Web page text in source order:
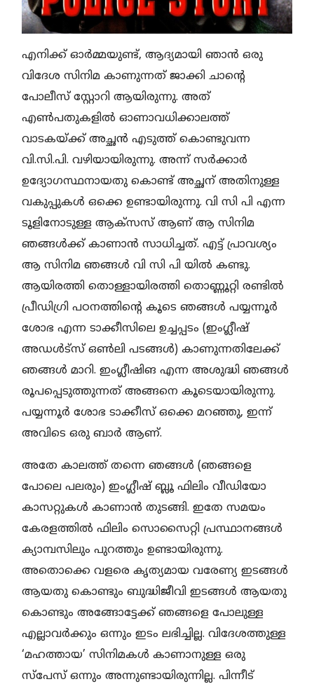
എനിക്ക് ഓർമ്മയുണ്ട്, ആദ്യമായി ഞാൻ ഒരു
വിദേശ സിനിമ കാണുന്നത് ജാക്കി ചാന്റെ
പോലീസ് സ്റ്റോറി ആയിരുന്നു. അത്
എൺപതുകളിൽ ഓണാവധിക്കാലത്ത്
വാടകയ്ക്ക് അച്ഛൻ എടുത്ത് കൊണ്ടുവന്ന
വി.സി.പി. വഴിയായിരുന്നു. അന്ന് സർക്കാർ
ഉദ്യോഗസ്ഥനായതു കൊണ്ട് അച്ഛന് അതിനുള്ള
വകുപ്പുകൾ ഒക്കെ ഉണ്ടായിരുന്നു. വി സി പി എന്ന
ടൂളിനോടുള്ള ആക്സസ് ആണ് ആ സിനിമ
ഞങ്ങൾക്ക് കാണാൻ സാധിച്ചത്. എട്ട് പ്രാവശ്യം
ആ സിനിമ ഞങ്ങൾ വി സി പി യിൽ കണ്ടു.
ആയിരത്തി തൊള്ളായിരത്തി തൊണ്ണൂറ്റി രണ്ടിൽ
പ്രീഡിഗ്രി പഠനത്തിന്റെ കൂടെ ഞങ്ങൾ പയ്യന്നൂർ
ശോഭ എന്ന ടാക്കീസിലെ ഉച്ചപ്പടം (ഇംഗ്ലീഷ്
അഡൾട്സ് ഒൺലി പടങ്ങൾ) കാണുന്നതിലേക്ക്
ഞങ്ങൾ മാറി. ഇംഗ്ലീഷിങ എന്ന അശുദ്ധി ഞങ്ങൾ
രൂപപ്പെടുത്തുന്നത് അങ്ങനെ കൂടെയായിരുന്നു.
പയ്യന്നൂർ ശോഭ ടാക്കീസ് ഒക്കെ മറഞ്ഞു, ഇന്ന്
അവിടെ ഒരു ബാർ ആണ്.
അതേ കാലത്ത് തന്നെ ഞങ്ങൾ (ഞങ്ങളെ
പോലെ പലരും) ഇംഗ്ലീഷ് ബ്ലൂ ഫിലിം വീഡിയോ
കാസറ്റുകൾ കാണാൻ തുടങ്ങി. ഇതേ സമയം
കേരളത്തിൽ ഫിലിം സൊസൈറ്റി പ്രസ്ഥാനങ്ങൾ
ക്യാമ്പസിലും പുറത്തും ഉണ്ടായിരുന്നു.
അതൊക്കെ വളരെ കൃത്യമായ വരേണ്യ ഇടങ്ങൾ
ആയതു കൊണ്ടും ബുദ്ധിജീവി ഇടങ്ങൾ ആയതു
കൊണ്ടും അങ്ങോട്ടേക്ക് ഞങ്ങളെ പോലുള്ള
എല്ലാവർക്കും ഒന്നും ഇടം ലഭിച്ചില്ല. വിദേശത്തുള്ള
‘മഹത്തായ’ സിനിമകൾ കാണാനുള്ള ഒരു
സ്പേസ് ഒന്നും അന്നുണ്ടായിരുന്നില്ല. പിന്നീട്